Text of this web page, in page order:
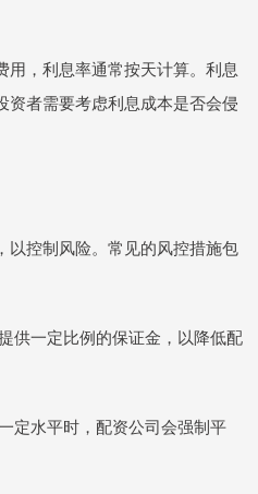
用，利息率通常按天计算。利息
资者需要考虑利息成本是否会侵
以控制风险。常见的风控措施包
供一定比例的保证金，以降低配
定水平时，配资公司会强制平